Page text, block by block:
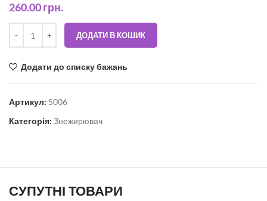
260.00грн.
ДОДАТИ В КОШИК
Додати до списку бажань
Артикул: 5006
Категорія: Знежирювач
СУПУТНІ ТОВАРИ